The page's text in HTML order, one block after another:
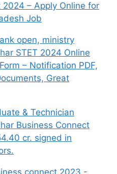
– Apply Online for
Job
open, ministry
STET 2024 Online
– Notification PDF,
Great
& Technician
Business Connect
cr. signed in